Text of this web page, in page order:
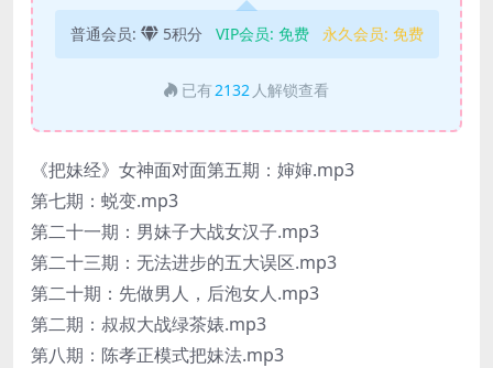
普通会员: 5积分 VIP会员: 免费 永久会员: 免费
已有 2132 人解锁查看
《把妹经》女神面对面第五期：婶婶.mp3
第七期：蜕变.mp3
第二十一期：男妹子大战女汉子.mp3
第二十三期：无法进步的五大误区.mp3
第二十期：先做男人，后泡女人.mp3
第二期：叔叔大战绿茶婊.mp3
第八期：陈孝正模式把妹法.mp3